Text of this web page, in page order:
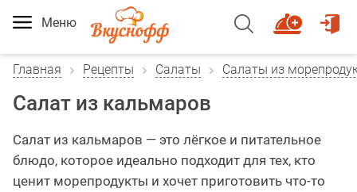
Меню
Главная Рецепты Салаты Салаты из
Салат из кальмаров
Салат из кальмаров — это лёгкое и питательное
блюдо, которое идеально подходит для тех, кто
ценит морепродукты и хочет приготовить что-то